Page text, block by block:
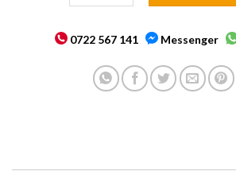
0722 567 141 Messenger